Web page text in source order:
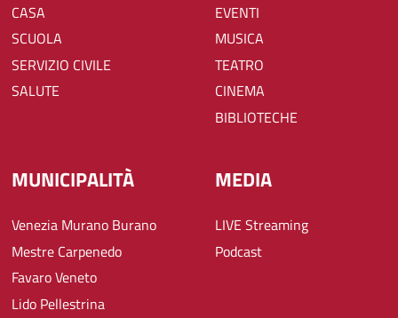
CASA
SCUOLA
SERVIZIO CIVILE
SALUTE
EVENTI
MUSICA
TEATRO
CINEMA
BIBLIOTECHE
MUNICIPALITÀ
Venezia Murano Burano
Mestre Carpenedo
Favaro Veneto
Lido Pellestrina
MEDIA
LIVE Streaming
Podcast